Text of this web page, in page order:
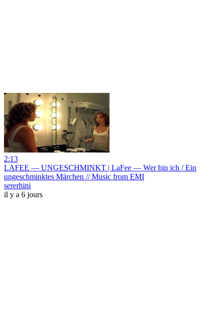
2:13
LAFEE — UNGESCHMINKT | LaFee — Wer bin ich / Ein
ungeschminktes Märchen // Music from EMI
sererhini
il y a 6 jours